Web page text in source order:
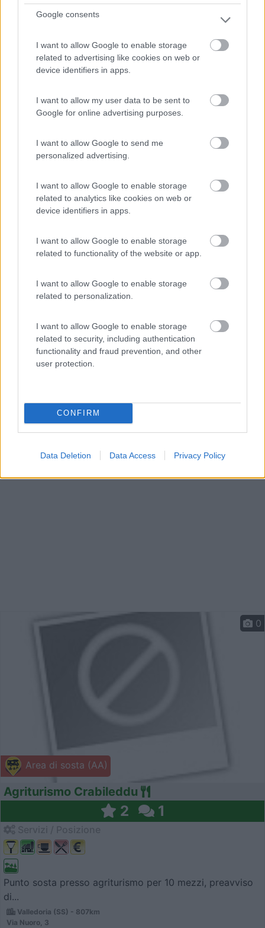
Google consents
I want to allow Google to enable storage
related to advertising like cookies on web or
device identifiers in apps.
I want to allow my user data to be sent to
Google for online advertising purposes.
I want to allow Google to send me
personalized advertising.
I want to allow Google to enable storage
related to analytics like cookies on web or
device identifiers in apps.
I want to allow Google to enable storage
related to functionality of the website or app.
I want to allow Google to enable storage
related to personalization.
I want to allow Google to enable storage
related to security, including authentication
functionality and fraud prevention, and other
user protection.
CONFIRM
Data Deletion Data Access Privacy Policy
Prenota...
Porto Torres (SS) - 768.1km
Area di sosta (AA)
Agriturismo Sa Murta
10 1
Servizi / Posizione
Area di sosta c/o agriturismo
Area di sosta (AA)
0
Agriturismo Crabileddu
2 1
Punto sosta presso agriturismo per 10 mezzi, preavviso
di...
Valledoria (SS) - 807km
Via Nuoro, 3